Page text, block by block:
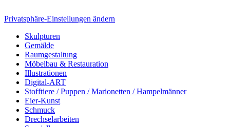
Privatsphäre-Einstellungen ändern
Skulpturen
Gemälde
Raumgestaltung
Möbelbau & Restauration
Illustrationen
Digital-ART
Stofftiere / Puppen / Marionetten / Hampelmänner
Eier-Kunst
Schmuck
Drechselarbeiten